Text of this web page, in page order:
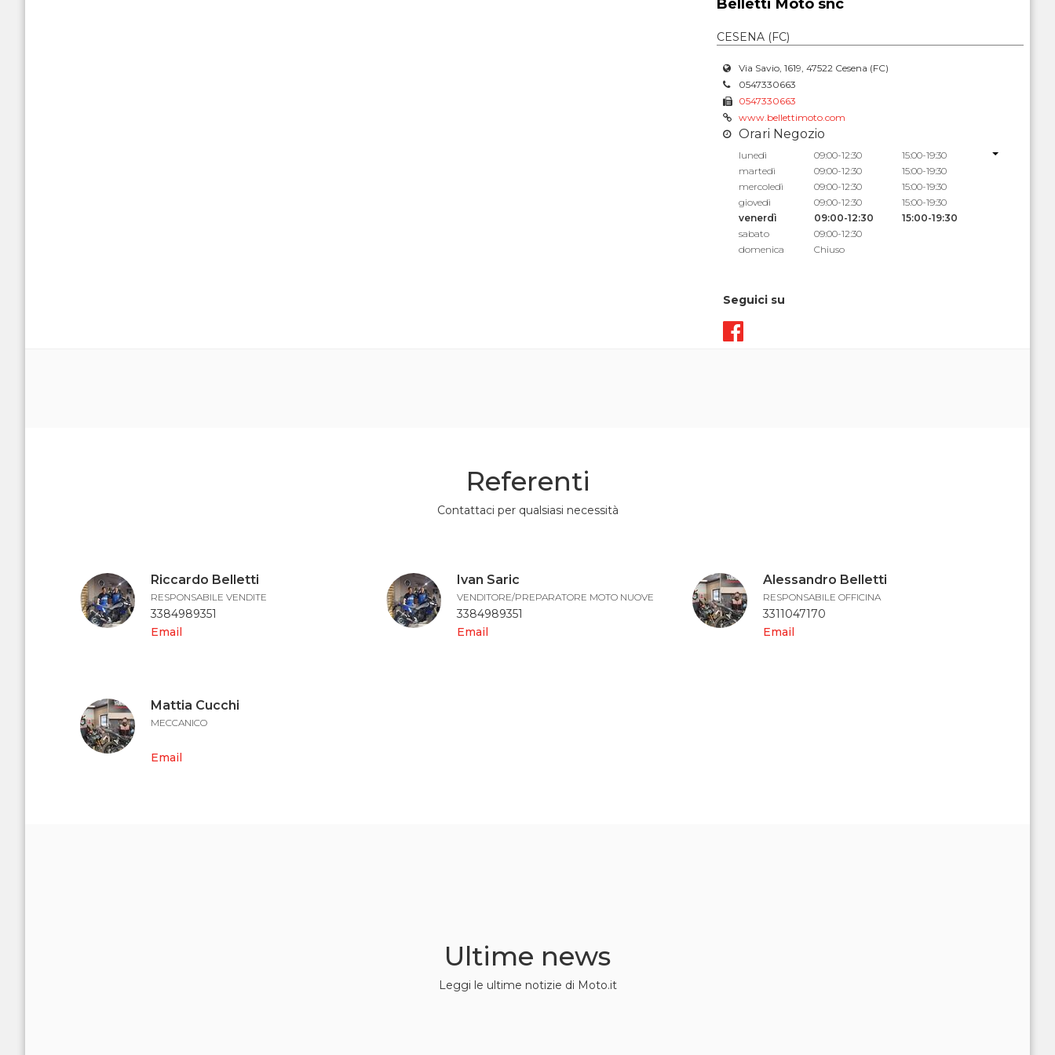
Belletti Moto snc
CESENA (FC)
Via Savio, 1619, 47522 Cesena (FC)
0547330663
0547330663
www.bellettimoto.com
Orari Negozio
lunedì 09:00-12:30
15:00-19:30
martedì
09:00-12:30
15:00-19:30
mercoledì
09:00-12:30
15:00-19:30
giovedì
09:00-12:30
15:00-19:30
venerdì
09:00-12:30
15:00-19:30
sabato
09:00-12:30
domenica
Chiuso
Seguici su
Referenti
Contattaci per qualsiasi necessità
Riccardo Belletti
RESPONSABILE VENDITE
3384989351
Email
Ivan Saric
VENDITORE/PREPARATORE MOTO NUOVE
3384989351
Email
Alessandro Belletti
RESPONSABILE OFFICINA
3311047170
Email
Mattia Cucchi
MECCANICO
Email
Ultime news
Leggi le ultime notizie di Moto.it